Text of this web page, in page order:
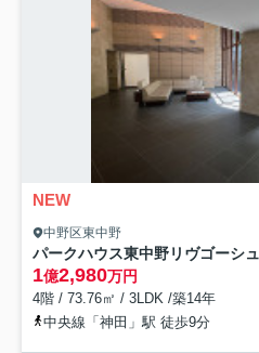
NEW
中野区東中野
パークハウス東中野リヴゴーシュ
1億2,980万円
4階 / 73.76㎡ / 3LDK /築14年
中央線「神田」駅 徒歩9分